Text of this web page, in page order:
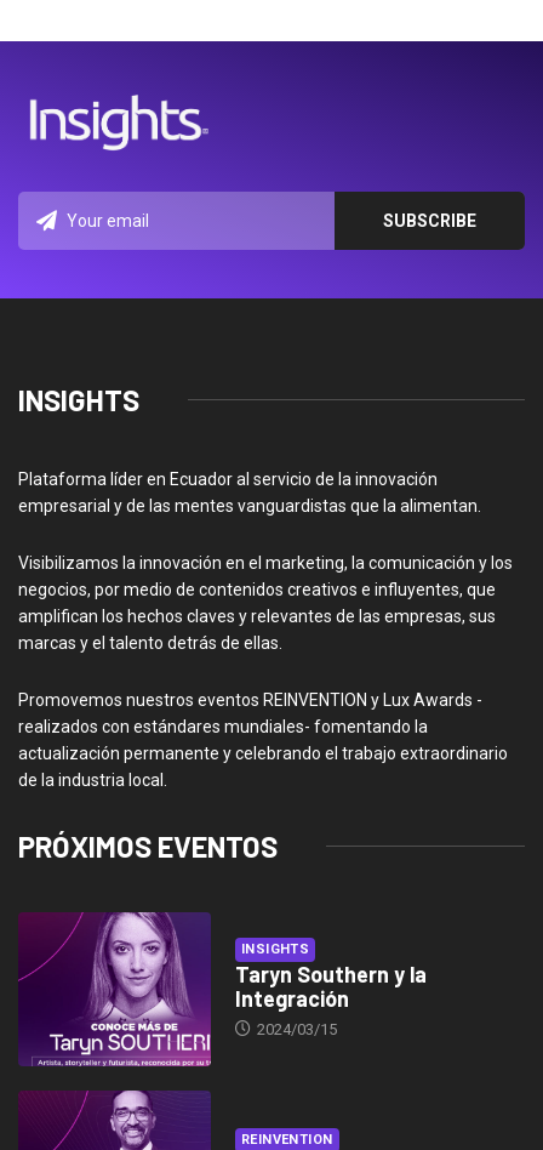
INSIGHTS
Plataforma líder en Ecuador al servicio de la innovación
empresarial y de las mentes vanguardistas que la alimentan.
Visibilizamos la innovación en el marketing, la comunicación y los
negocios, por medio de contenidos creativos e influyentes, que
amplifican los hechos claves y relevantes de las empresas, sus
marcas y el talento detrás de ellas.
Promovemos nuestros eventos REINVENTION y Lux Awards -
realizados con estándares mundiales- fomentando la
actualización permanente y celebrando el trabajo extraordinario
de la industria local.
PRÓXIMOS EVENTOS
INSIGHTS
Taryn Southern y la
Integración
2024/03/15
REINVENTION